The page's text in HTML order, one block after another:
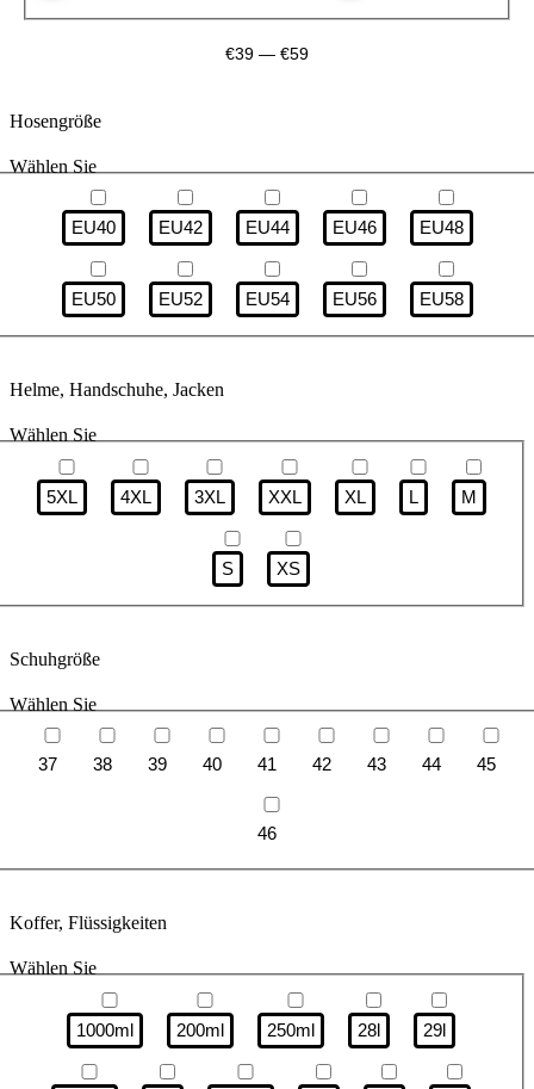
€39 — €59
Hosengröße
Wählen Sie
EU40 EU42 EU44 EU46 EU48
EU50 EU52 EU54 EU56 EU58
Helme, Handschuhe, Jacken
Wählen Sie
5XL 4XL 3XL XXL XL L M
S XS
Schuhgröße
Wählen Sie
37 38 39 40 41 42 43 44 45
46
Koffer, Flüssigkeiten
Wählen Sie
1000ml 200ml 250ml 28l 29l